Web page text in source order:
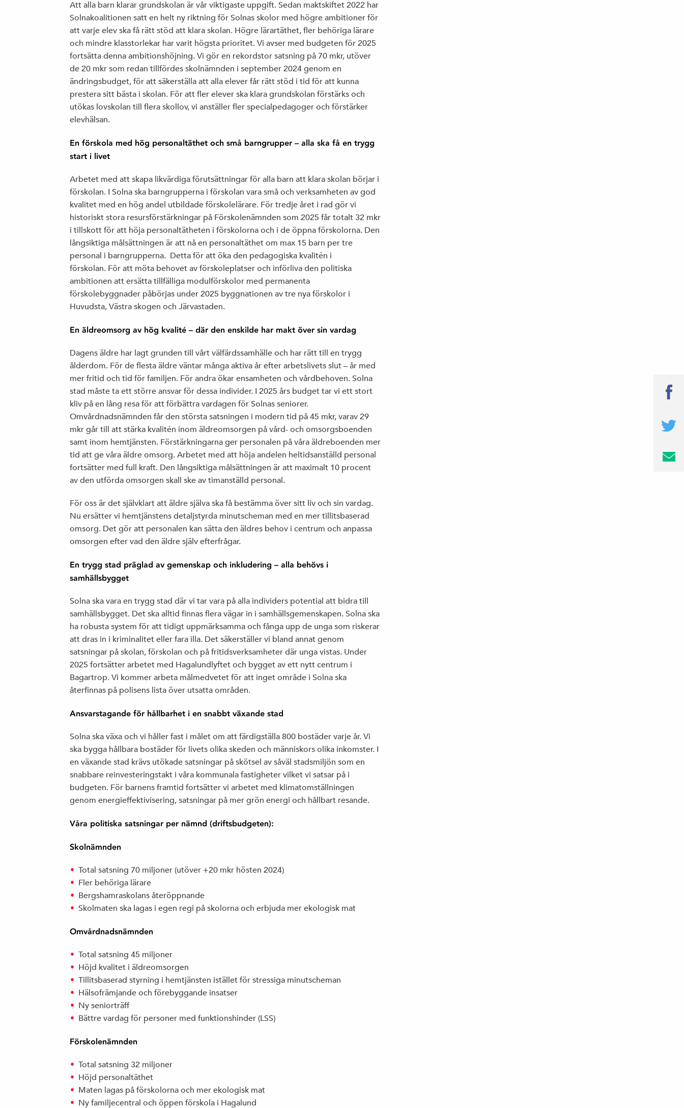
Att alla barn klarar grundskolan är vår viktigaste uppgift. Sedan maktskiftet 2022 har
Solnakoalitionen satt en helt ny riktning för Solnas skolor med högre ambitioner för
att varje elev ska få rätt stöd att klara skolan. Högre lärartäthet, fler behöriga lärare
och mindre klasstorlekar har varit högsta prioritet. Vi avser med budgeten för 2025
fortsätta denna ambitionshöjning. Vi gör en rekordstor satsning på 70 mkr, utöver
de 20 mkr som redan tillfördes skolnämnden i september 2024 genom en
ändringsbudget, för att säkerställa att alla elever får rätt stöd i tid för att kunna
prestera sitt bästa i skolan. För att fler elever ska klara grundskolan förstärks och
utökas lovskolan till flera skollov, vi anställer fler specialpedagoger och förstärker
elevhälsan.
En förskola med hög personaltäthet och små barngrupper – alla ska få en trygg
start i livet
Arbetet med att skapa likvärdiga förutsättningar för alla barn att klara skolan börjar i
förskolan. I Solna ska barngrupperna i förskolan vara små och verksamheten av god
kvalitet med en hög andel utbildade förskolelärare. För tredje året i rad gör vi
historiskt stora resursförstärkningar på Förskolenämnden som 2025 får totalt 32 mkr
i tillskott för att höja personaltätheten i förskolorna och i de öppna förskolorna. Den
långsiktiga målsättningen är att nå en personaltäthet om max 15 barn per tre
personal i barngrupperna. Detta för att öka den pedagogiska kvalitén i
förskolan. För att möta behovet av förskoleplatser och införliva den politiska
ambitionen att ersätta tillfälliga modulförskolor med permanenta
förskolebyggnader påbörjas under 2025 byggnationen av tre nya förskolor i
Huvudsta, Västra skogen och Järvastaden.
En äldreomsorg av hög kvalité – där den enskilde har makt över sin vardag
Dagens äldre har lagt grunden till vårt välfärdssamhälle och har rätt till en trygg
ålderdom. För de flesta äldre väntar många aktiva år efter arbetslivets slut – år med
mer fritid och tid för familjen. För andra ökar ensamheten och vårdbehoven. Solna
stad måste ta ett större ansvar för dessa individer. I 2025 års budget tar vi ett stort
kliv på en lång resa för att förbättra vardagen för Solnas seniorer.
Omvårdnadsnämnden får den största satsningen i modern tid på 45 mkr, varav 29
mkr går till att stärka kvalitén inom äldreomsorgen på vård- och omsorgsboenden
samt inom hemtjänsten. Förstärkningarna ger personalen på våra äldreboenden mer
tid att ge våra äldre omsorg. Arbetet med att höja andelen heltidsanställd personal
fortsätter med full kraft. Den långsiktiga målsättningen är att maximalt 10 procent
av den utförda omsorgen skall ske av timanställd personal.
För oss är det självklart att äldre själva ska få bestämma över sitt liv och sin vardag.
Nu ersätter vi hemtjänstens detaljstyrda minutscheman med en mer tillitsbaserad
omsorg. Det gör att personalen kan sätta den äldres behov i centrum och anpassa
omsorgen efter vad den äldre själv efterfrågar.
En trygg stad präglad av gemenskap och inkludering – alla behövs i
samhällsbygget
Solna ska vara en trygg stad där vi tar vara på alla individers potential att bidra till
samhällsbygget. Det ska alltid finnas flera vägar in i samhällsgemenskapen. Solna ska
ha robusta system för att tidigt uppmärksamma och fånga upp de unga som riskerar
att dras in i kriminalitet eller fara illa. Det säkerställer vi bland annat genom
satsningar på skolan, förskolan och på fritidsverksamheter där unga vistas. Under
2025 fortsätter arbetet med Hagalundlyftet och bygget av ett nytt centrum i
Bagartrop. Vi kommer arbeta målmedvetet för att inget område i Solna ska
återfinnas på polisens lista över utsatta områden.
Ansvarstagande för hållbarhet i en snabbt växande stad
Solna ska växa och vi håller fast i målet om att färdigställa 800 bostäder varje år. Vi
ska bygga hållbara bostäder för livets olika skeden och människors olika inkomster. I
en växande stad krävs utökade satsningar på skötsel av såväl stadsmiljön som en
snabbare reinvesteringstakt i våra kommunala fastigheter vilket vi satsar på i
budgeten. För barnens framtid fortsätter vi arbetet med klimatomställningen
genom energieffektivisering, satsningar på mer grön energi och hållbart resande.
Våra politiska satsningar per nämnd (driftsbudgeten):
Skolnämnden
Total satsning 70 miljoner (utöver +20 mkr hösten 2024)
Fler behöriga lärare
Bergshamraskolans återöppnande
Skolmaten ska lagas i egen regi på skolorna och erbjuda mer ekologisk mat
Omvårdnadsnämnden
Total satsning 45 miljoner
Höjd kvalitet i äldreomsorgen
Tillitsbaserad styrning i hemtjänsten istället för stressiga minutscheman
Hälsofrämjande och förebyggande insatser
Ny seniorträff
Bättre vardag för personer med funktionshinder (LSS)
Förskolenämnden
Total satsning 32 miljoner
Höjd personaltäthet
Maten lagas på förskolorna och mer ekologisk mat
Ny familjecentral och öppen förskola i Hagalund